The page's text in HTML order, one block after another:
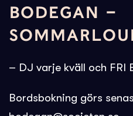
BODEGAN –
– DJ varje kväll och FRI
Bordsbokning görs